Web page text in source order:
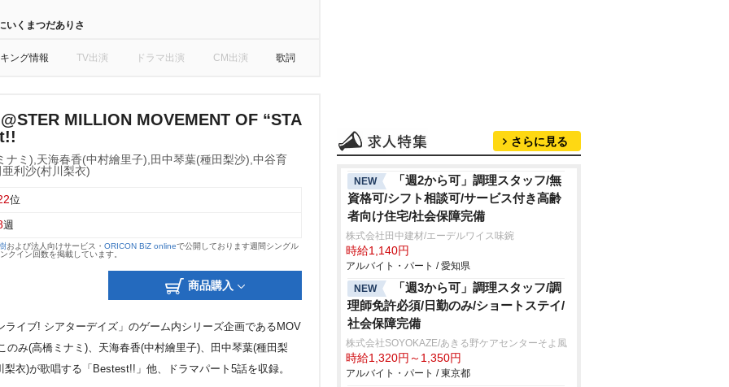
いくまつだありさ
ング情報 TV出演 ドラマ出演 CM出演 歌詞
MILLION MOVEMENT OF “STA
ナミ),天海春香(中村繪里子),田中琴葉(種田梨沙),中谷育
利沙(村川梨衣)
位
週
および法人向けサービス・ ORICON BiZ onlineで公開しております週間シングル
クイン回数を掲載しています。
商品購入
イブ! シアターデイズ」のゲーム内シリーズ企画であるMOV
のみ(高橋ミナミ)、天海春香(中村繪里子)、田中琴葉(種田梨
衣)が歌唱する「Bestest!!」他、ドラマパート5話を収録。
さらに見る
NEW
「週2から可」調理スタッフ/無
資格可/シフト相談可/サービス付き高齢
者向け住宅/社会保障完備
株式会社田中建材/エーデルワイス味鋺
時給1,140円
アルバイト・パート / 愛知県
NEW
「週3から可」調理スタッフ/調
理師免許必須/日勤のみ/ショートステイ/
社会保障完備
株式会社SOYOKAZE/あきる野ケアセンターそよ風
時給1,320円～1,350円
アルバイト・パート / 東京都